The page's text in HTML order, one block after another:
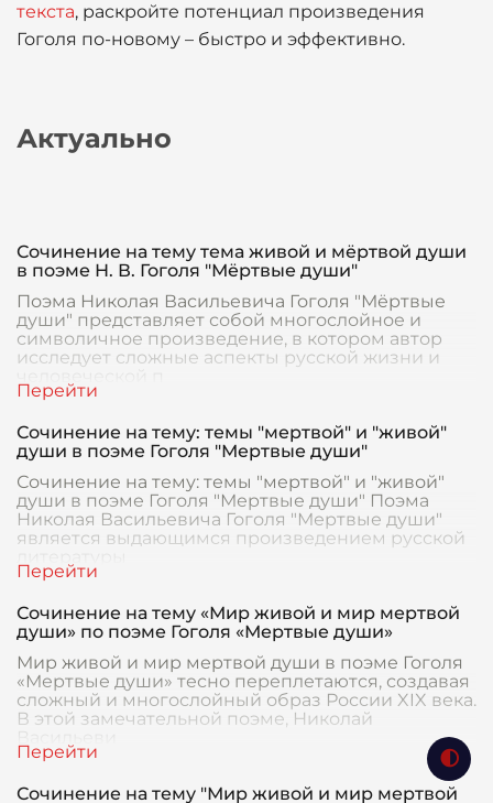
текста, раскройте потенциал произведения
Гоголя по-новому – быстро и эффективно.
Актуально
Сочинение на тему тема живой и мёртвой души
в поэме Н. В. Гоголя "Мёртвые души"
Поэма Николая Васильевича Гоголя "Мёртвые
души" представляет собой многослойное и
символичное произведение, в котором автор
исследует сложные аспекты русской жизни и
Сочинение на тему: темы "мертвой" и "живой"
души в поэме Гоголя "Мертвые души"
Сочинение на тему: темы "мертвой" и "живой"
души в поэме Гоголя "Мертвые души" Поэма
Николая Васильевича Гоголя "Мертвые души"
является выдающимся произведением русской
Сочинение на тему «Мир живой и мир мертвой
души» по поэме Гоголя «Мертвые души»
Мир живой и мир мертвой души в поэме Гоголя
«Мертвые души» тесно переплетаются, создавая
сложный и многослойный образ России XIX века.
В этой замечательной поэме, Николай
Васильеви
Сочинение на тему "Мир живой и мир мертвой